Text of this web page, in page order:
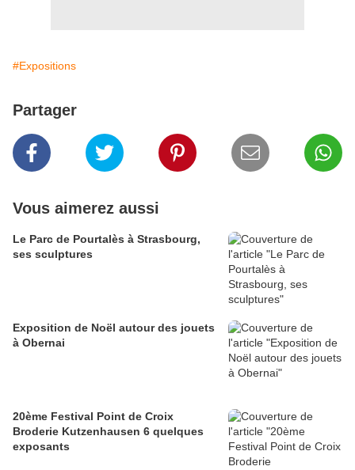
#Expositions
Partager
Vous aimerez aussi
Le Parc de Pourtalès à Strasbourg,
ses sculptures
Exposition de Noël autour des jouets
à Obernai
20ème Festival Point de Croix
Broderie Kutzenhausen 6 quelques
exposants